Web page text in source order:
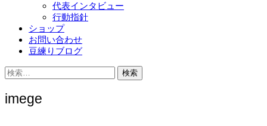
代表インタビュー
行動指針
ショップ
お問い合わせ
豆練りブログ
検
索:
imege